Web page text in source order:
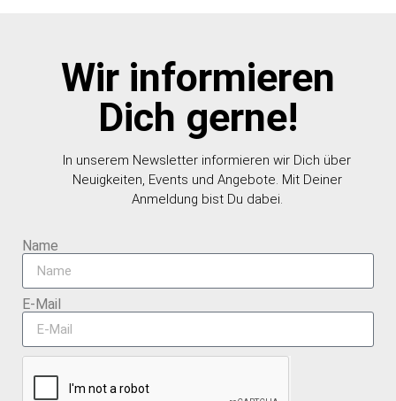
Wir informieren
Dich gerne!
In unserem Newsletter informieren wir Dich über
Neuigkeiten, Events und Angebote. Mit Deiner
Anmeldung bist Du dabei.
Name
E-Mail